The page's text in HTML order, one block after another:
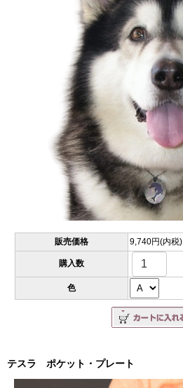
販売価格 9,740円(内税)
購入数
色
テスラ ポケット・プレート